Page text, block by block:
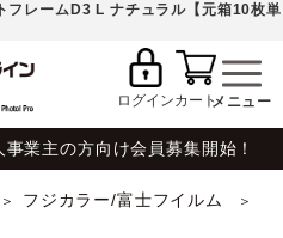
レームD3 L ナチュラル【元箱10枚単
ログインカート
業主の方向け会員募集開始！
フジカラー/富士フイルム